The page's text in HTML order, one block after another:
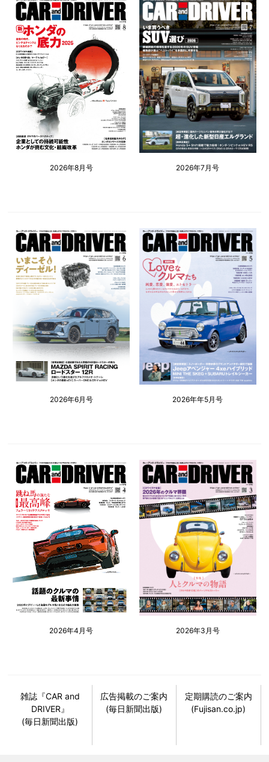
2026年8月号 2026年7月号
2026年6月号 2026年年5月号
2026年4月号 2026年3月号
雑誌『CAR and
DRIVER』
(毎日新聞出版)
広告掲載のご案内
(毎日新聞出版)
定期購読のご案内
(Fujisan.co.jp)